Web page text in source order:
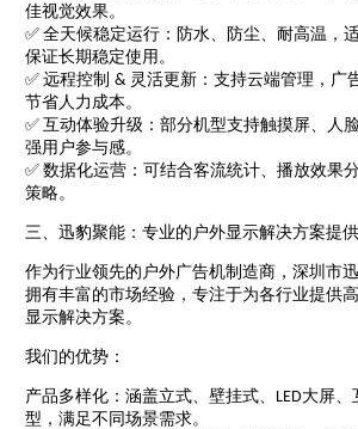
佳视觉效果。
✅ 全天候稳定运行：防水、防尘、耐高温，
保证长期稳定使用。
✅ 远程控制 & 灵活更新：支持云端管理，广
节省人力成本。
✅ 互动体验升级：部分机型支持触摸屏、人脸
强用户参与感。
✅ 数据化运营：可结合客流统计、播放效果
策略。
三、迅豹聚能：专业的户外显示解决方案提
作为行业领先的户外广告机制造商，深圳市
拥有丰富的市场经验，专注于为各行业提供
显示解决方案。
我们的优势：
产品多样化：涵盖立式、壁挂式、 LED大屏、
型，满足不同场景需求。